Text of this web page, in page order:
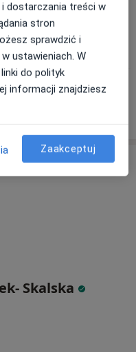
Bukowska
dietetyk
Skalska
dostarczania treści w
stron
sprawdzić i
ustawieniach. W
do polityk
informacji znajdziesz
Zaakceptuj